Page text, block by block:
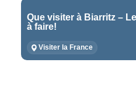
Que visiter à Biarritz –
à faire!
Visiter la France